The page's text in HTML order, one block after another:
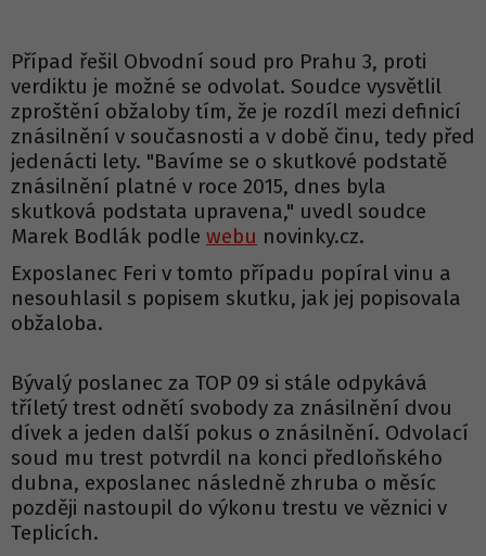
Případ řešil Obvodní soud pro Prahu 3, proti
verdiktu je možné se odvolat. Soudce vysvětlil
zproštění obžaloby tím, že je rozdíl mezi definicí
znásilnění v současnosti a v době činu, tedy před
jedenácti lety. "Bavíme se o skutkové podstatě
znásilnění platné v roce 2015, dnes byla
skutková podstata upravena," uvedl soudce
Marek Bodlák podle webu novinky.cz.
Exposlanec Feri v tomto případu popíral vinu a
nesouhlasil s popisem skutku, jak jej popisovala
obžaloba.
Bývalý poslanec za TOP 09 si stále odpykává
tříletý trest odnětí svobody za znásilnění dvou
dívek a jeden další pokus o znásilnění. Odvolací
soud mu trest potvrdil na konci předloňského
dubna, exposlanec následně zhruba o měsíc
později nastoupil do výkonu trestu ve věznici v
Teplicích.